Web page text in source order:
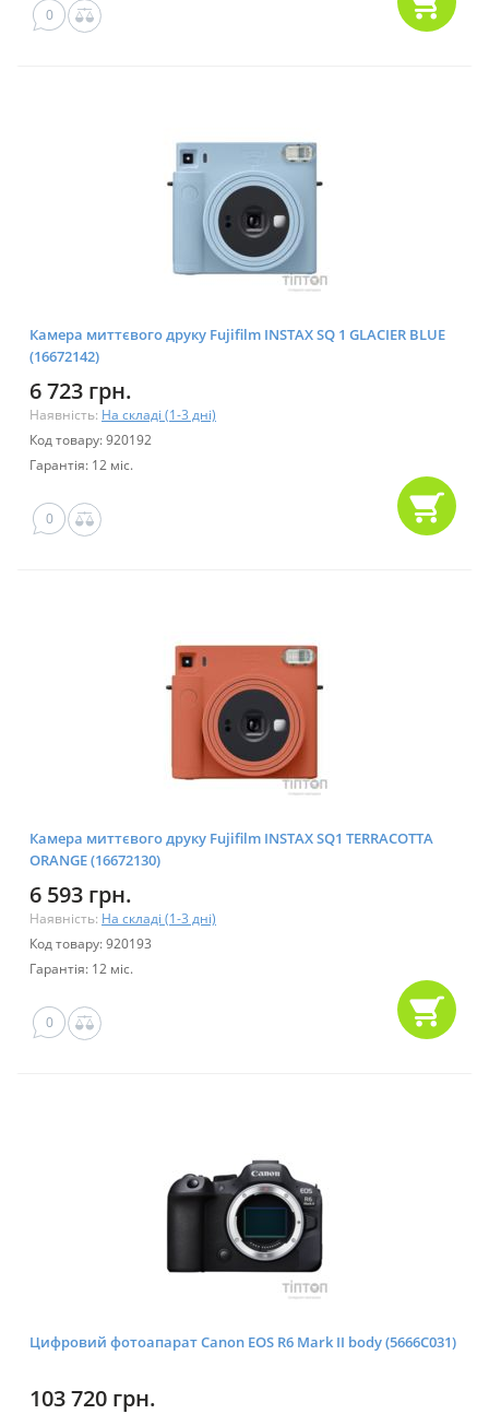
0
Камера миттєвого друку Fujifilm INSTAX SQ 1 GLACIER BLUE
(16672142)
6 723 грн.
Наявність: На складі (1-3 дні)
Код товару: 920192
Гарантія: 12 міс.
0
Камера миттєвого друку Fujifilm INSTAX SQ1 TERRACOTTA
ORANGE (16672130)
6 593 грн.
Наявність: На складі (1-3 дні)
Код товару: 920193
Гарантія: 12 міс.
0
Цифровий фотоапарат Canon EOS R6 Mark II body (5666C031)
103 720 грн.